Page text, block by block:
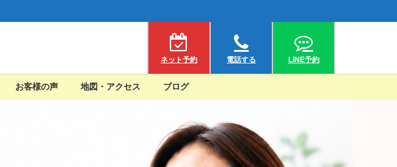
ネット予約 電話する LINE予約
お客様の声 地図・アクセス ブログ